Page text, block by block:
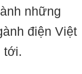
những
điện Việt
tới.